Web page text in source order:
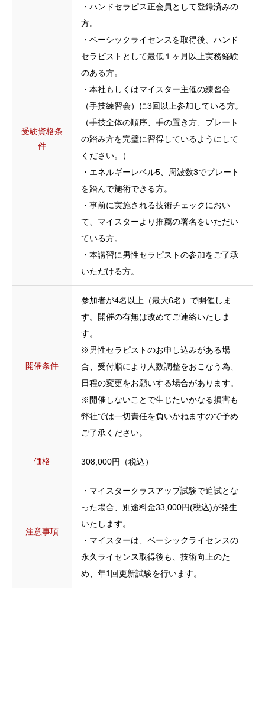
受験資格条
件
・ハンドセラピス正会員として登録済みの
方。
・ベーシックライセンスを取得後、ハンド
セラピストとして最低１ヶ月以上実務経験
のある方。
・本社もしくはマイスター主催の練習会
（手技練習会）に3回以上参加している方。
（手技全体の順序、手の置き方、プレート
の踏み方を完璧に習得しているようにして
ください。）
・エネルギーレベル5、周波数3でプレート
を踏んで施術できる方。
・事前に実施される技術チェックにおい
て、マイスターより推薦の署名をいただい
ている方。
・本講習に男性セラピストの参加をご了承
いただける方。
開催条件
参加者が4名以上（最大6名）で開催しま
す。開催の有無は改めてご連絡いたしま
す。
※男性セラピストのお申し込みがある場
合、受付順により人数調整をおこなう為、
日程の変更をお願いする場合があります。
※開催しないことで生じたいかなる損害も
弊社では一切責任を負いかねますので予め
ご了承ください。
価格 308,000円（税込）
注意事項
・マイスタークラスアップ試験で追試とな
った場合、別途料金33,000円(税込)が発生
いたします。
・マイスターは、ベーシックライセンスの
永久ライセンス取得後も、技術向上のた
め、年1回更新試験を行います。